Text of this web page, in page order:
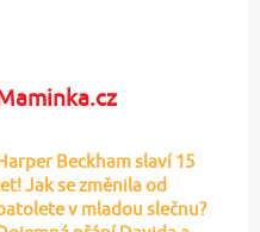
Beckham slaví 15
Jak se změnila od
batolete v mladou slečnu?